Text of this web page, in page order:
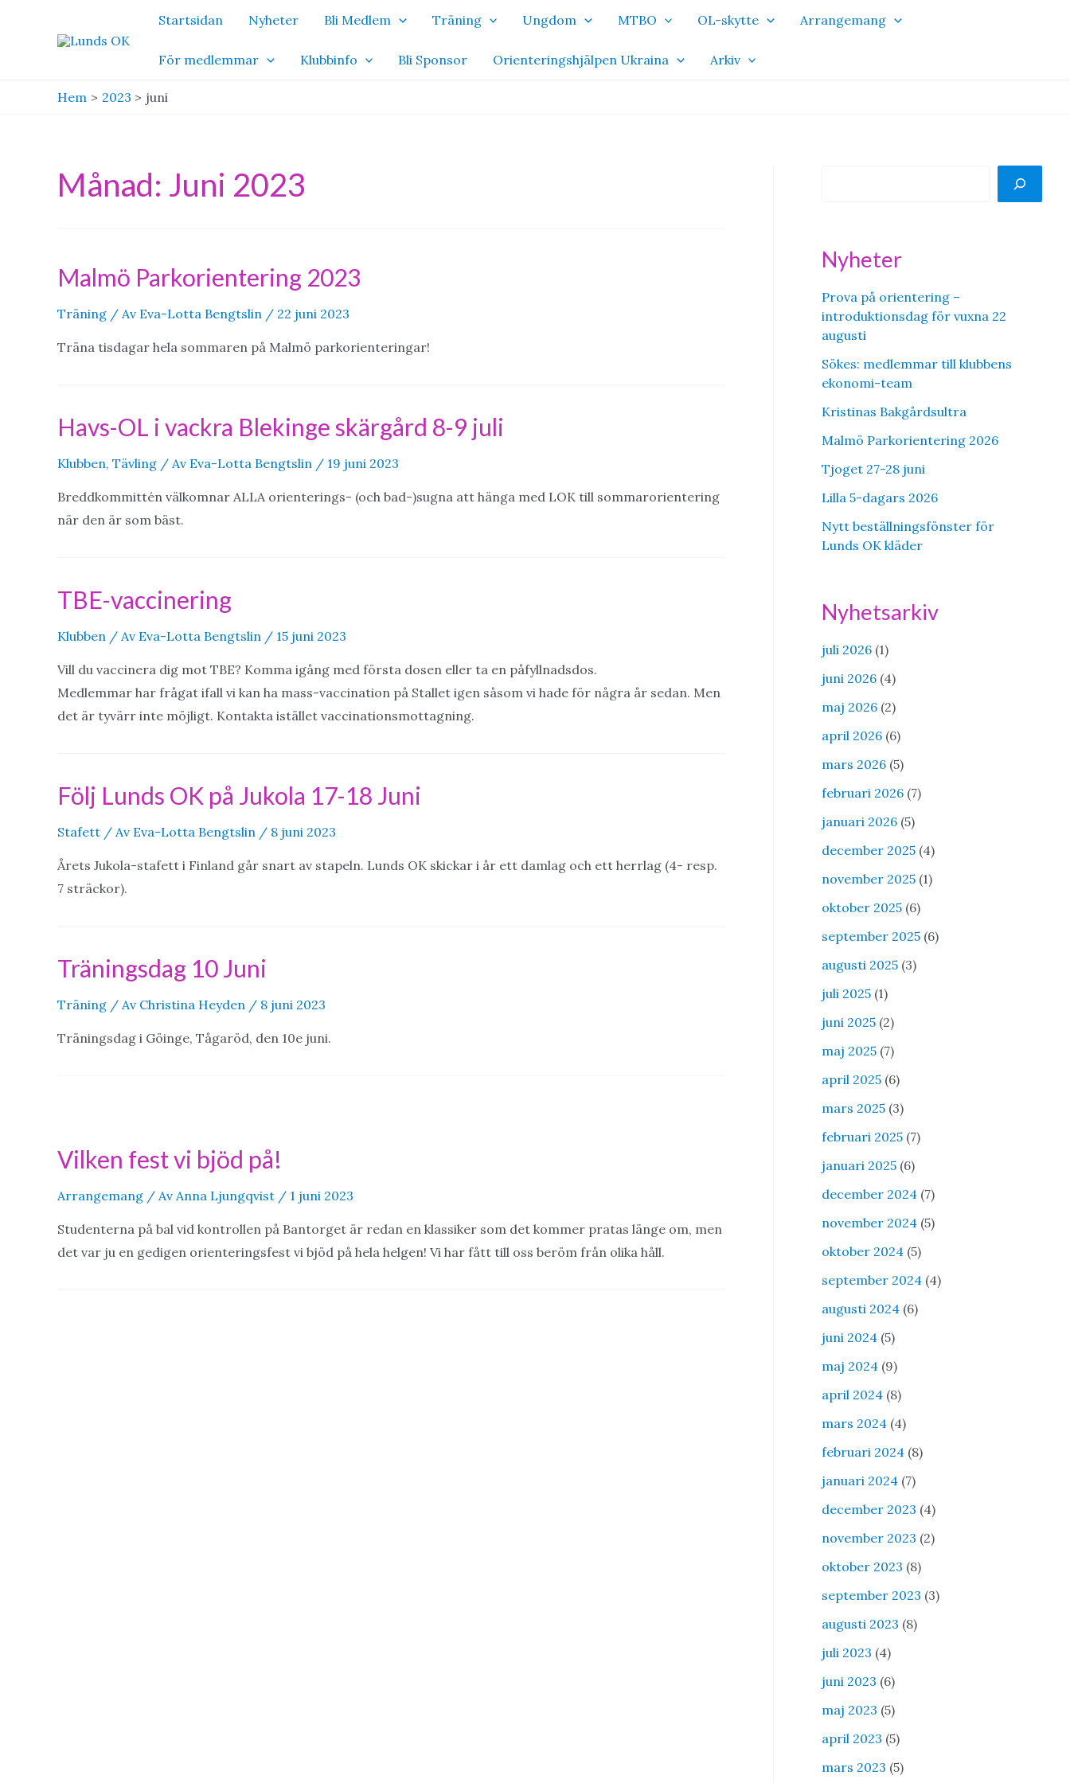
Startsidan Nyheter Bli Medlem Träning Ungdom MTBO OL-skytte Arrangemang
För medlemmar Klubbinfo Bli Sponsor Orienteringshjälpen Ukraina Arkiv
Hem 2023 juni
Månad: Juni 2023
Malmö Parkorientering 2023
Träning / Av Eva-Lotta Bengtslin / 22 juni 2023
Träna tisdagar hela sommaren på Malmö parkorienteringar!
Havs-OL i vackra Blekinge skärgård 8-9 juli
Klubben, Tävling / Av Eva-Lotta Bengtslin / 19 juni 2023
Breddkommittén välkomnar ALLA orienterings- (och bad-)sugna att hänga med LOK till sommarorientering
när den är som bäst.
TBE-vaccinering
Klubben / Av Eva-Lotta Bengtslin / 15 juni 2023
Vill du vaccinera dig mot TBE? Komma igång med första dosen eller ta en påfyllnadsdos.
Medlemmar har frågat ifall vi kan ha mass-vaccination på Stallet igen såsom vi hade för några år sedan. Men
det är tyvärr inte möjligt. Kontakta istället vaccinationsmottagning.
Följ Lunds OK på Jukola 17-18 Juni
Stafett / Av Eva-Lotta Bengtslin / 8 juni 2023
Årets Jukola-stafett i Finland går snart av stapeln. Lunds OK skickar i år ett damlag och ett herrlag (4- resp.
7 sträckor).
Träningsdag 10 Juni
Träning / Av Christina Heyden / 8 juni 2023
Träningsdag i Göinge, Tågaröd, den 10e juni.
Vilken fest vi bjöd på!
Arrangemang / Av Anna Ljungqvist / 1 juni 2023
Studenterna på bal vid kontrollen på Bantorget är redan en klassiker som det kommer pratas länge om, men
det var ju en gedigen orienteringsfest vi bjöd på hela helgen! Vi har fått till oss beröm från olika håll.
Nyheter
Prova på orientering –
introduktionsdag för vuxna 22
augusti
Sökes: medlemmar till klubbens
ekonomi-team
Kristinas Bakgårdsultra
Malmö Parkorientering 2026
Tjoget 27-28 juni
Lilla 5-dagars 2026
Nytt beställningsfönster för
Lunds OK kläder
Nyhetsarkiv
juli 2026 (1)
juni 2026 (4)
maj 2026 (2)
april 2026 (6)
mars 2026 (5)
februari 2026 (7)
januari 2026 (5)
december 2025 (4)
november 2025 (1)
oktober 2025 (6)
september 2025 (6)
augusti 2025 (3)
juli 2025 (1)
juni 2025 (2)
maj 2025 (7)
april 2025 (6)
mars 2025 (3)
februari 2025 (7)
januari 2025 (6)
december 2024 (7)
november 2024 (5)
oktober 2024 (5)
september 2024 (4)
augusti 2024 (6)
juni 2024 (5)
maj 2024 (9)
april 2024 (8)
mars 2024 (4)
februari 2024 (8)
januari 2024 (7)
december 2023 (4)
november 2023 (2)
oktober 2023 (8)
september 2023 (3)
augusti 2023 (8)
juli 2023 (4)
juni 2023 (6)
maj 2023 (5)
april 2023 (5)
mars 2023 (5)